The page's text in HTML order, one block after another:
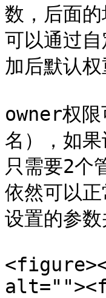
数，后面
可以通过
加后默认
owner权限
名），如
只需要2个
依然可以
设置的参